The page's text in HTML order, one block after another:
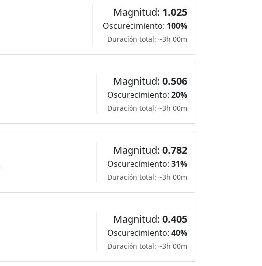
Magnitud: 1.025
Oscurecimiento: 100%
Duración total: ~3h 00m
Magnitud: 0.506
Oscurecimiento: 20%
Duración total: ~3h 00m
Magnitud: 0.782
Oscurecimiento: 31%
Duración total: ~3h 00m
Magnitud: 0.405
Oscurecimiento: 40%
Duración total: ~3h 00m